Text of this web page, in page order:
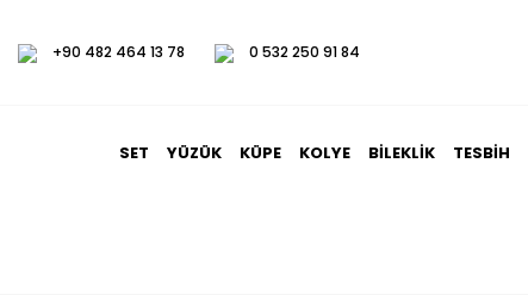
+90 482 464 13 78 0 532 250 91 84
SET YÜZÜK KÜPE KOLYE BILEKLIK TESBIH